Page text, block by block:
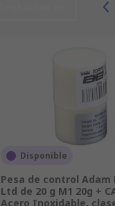
Disponible
Pesa de control Adam
Ltd de 20 g M1 20g +
Acero Inoxidable,